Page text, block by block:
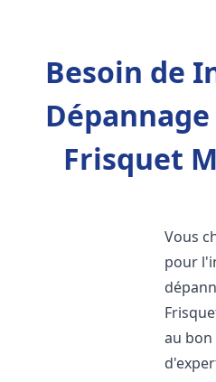
Besoin de
Frisquet
Vous
pour
au